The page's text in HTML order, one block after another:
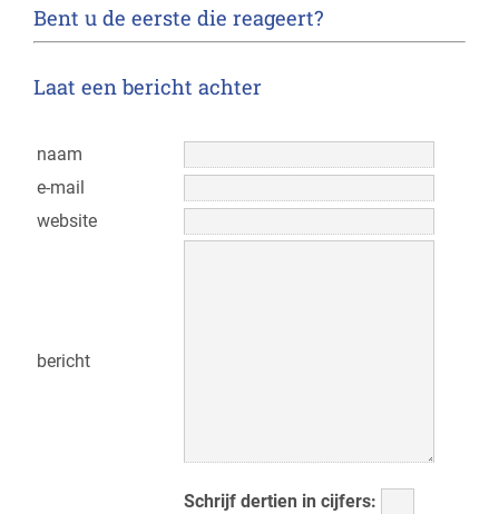
Bent u de eerste die reageert?
Laat een bericht achter
naam
e-mail
website
bericht
Schrijf dertien in cijfers: